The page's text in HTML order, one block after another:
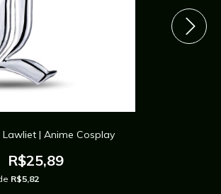
| Anime Cosplay
R$25,89
R$5,82